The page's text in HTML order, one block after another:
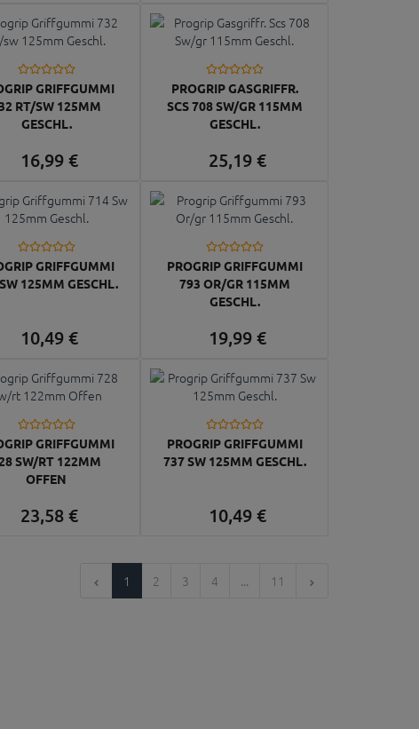
GRIFFGUMMI
RT/SW 125MM
GESCHL.
16,99 €
PROGRIP GASGRIFFR.
SCS 708 SW/GR 115MM
GESCHL.
25,19 €
GRIFFGUMMI
125MM GESCHL.
10,49 €
PROGRIP GRIFFGUMMI
793 OR/GR 115MM
GESCHL.
19,99 €
GRIFFGUMMI
SW/RT 122MM
OFFEN
23,58 €
PROGRIP GRIFFGUMMI
737 SW 125MM GESCHL.
10,49 €
1 2 3 4 ... 11